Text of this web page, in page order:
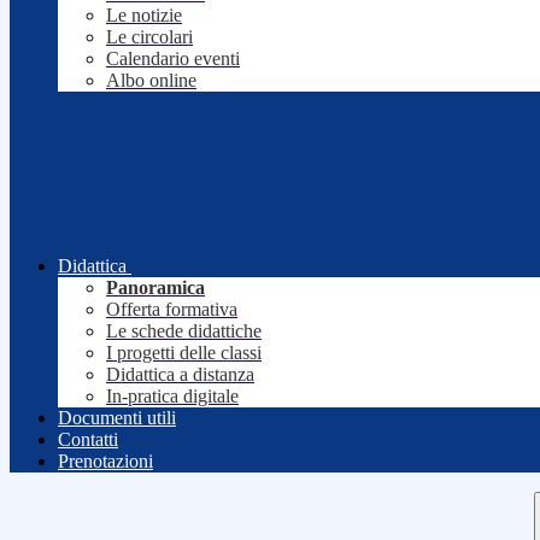
Le notizie
Le circolari
Calendario eventi
Albo online
Didattica
Panoramica
Offerta formativa
Le schede didattiche
I progetti delle classi
Didattica a distanza
In-pratica digitale
Documenti utili
Contatti
Prenotazioni